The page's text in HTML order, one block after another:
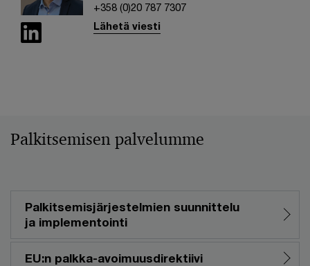
+358 (0)20 787 7307
Lähetä viesti
Palkitsemisen palvelumme
Palkitsemisjärjestelmien suunnittelu
ja implementointi
EU:n palkka-avoimuusdirektiivi